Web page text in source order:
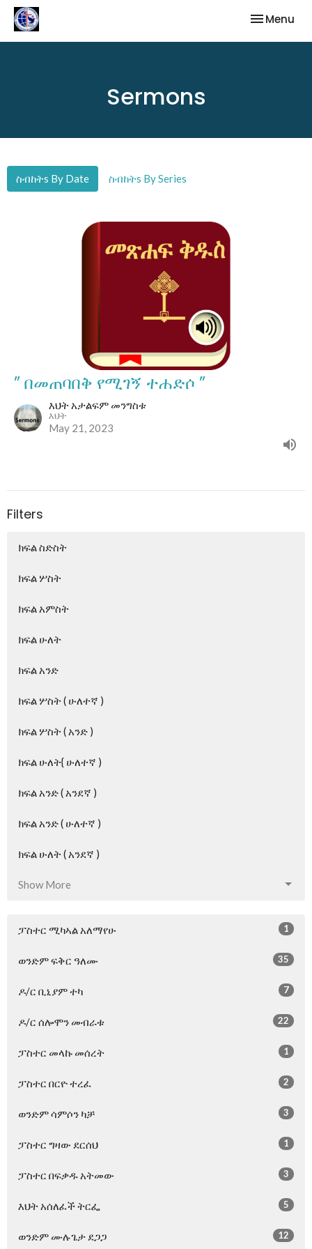
Toggle
Menu
Sermons
ስብከትs By Date ስብከትs By Series
” በመጠባበቅ የሚገኝ ተሐድሶ ”
እህት አታልፍም መንግስቱ
እህት
May 21, 2023
Filters
ክፍል ስድስት
ክፍል ሦስት
ክፍል አምስት
ክፍል ሁለት
ክፍል አንድ
ክፍል ሦስት ( ሁለተኛ )
ክፍል ሦስት ( አንድ )
ክፍል ሁለት{ ሁለተኛ )
ክፍል አንድ ( አንደኛ )
ክፍል አንድ ( ሁለተኛ )
ክፍል ሁለት ( አንደኛ )
Show More
ፓስተር ሚካኣል አለማየሁ 1
ወንድም ፍቅር ዓለሙ 35
ዶ/ር ቢኒያም ተካ 7
ዶ/ር ሰሎሞን መብራቱ 22
ፓስተር መላኩ መሰረት 1
ፓስተር በርዮ ተረፈ 2
ወንድም ሳምሶን ካቻ 3
ፓስተር ግዛው ደርሰህ 1
ፓስተር በፍቃዱ አትመው 3
እህት አሰለፈች ትርፌ 5
ወንድም ሙሉጌታ ደጋጋ 12